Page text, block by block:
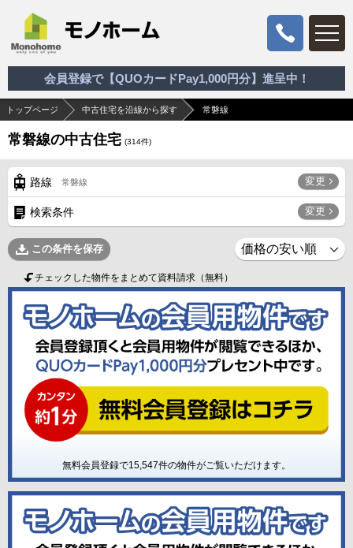
会員登録で【QUOカードPay1,000円分】進呈中！
トップページ 中古住宅を沿線から探す 常磐線
常磐線の中古住宅 (314件)
路線 常磐線 変更
検索条件 変更
この条件を保存
チェックした物件をまとめて資料請求（無料）
無料会員登録で15,547件の物件がご覧いただけます。